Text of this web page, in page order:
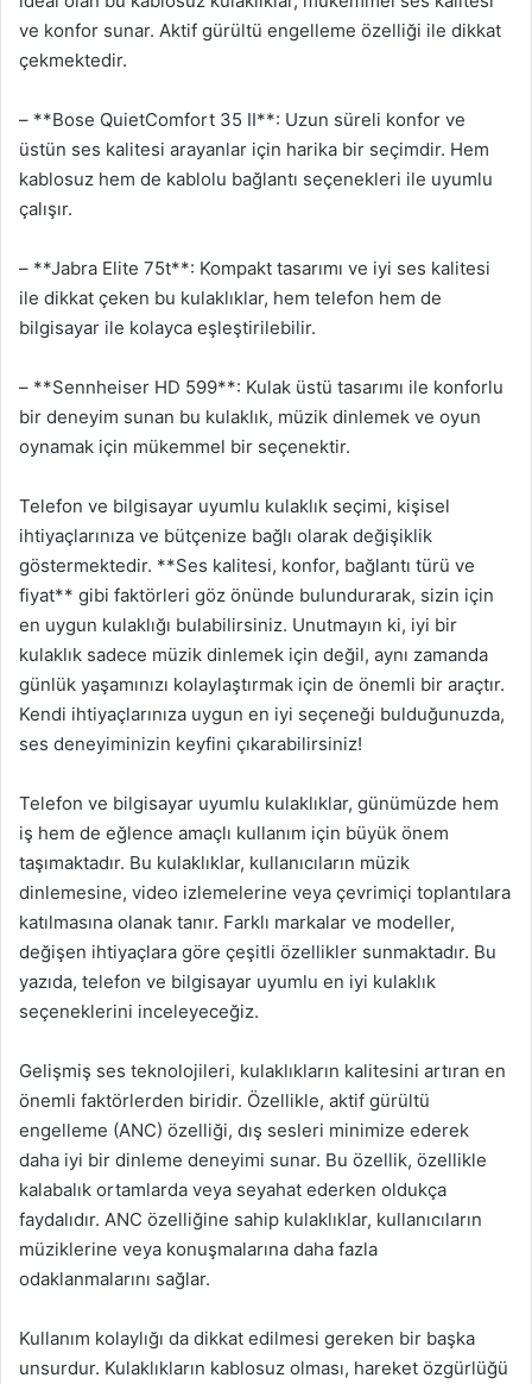
ve konfor sunar. Aktif gürültü engelleme özelliği ile dikkat
çekmektedir.
– **Bose QuietComfort 35 II**: Uzun süreli konfor ve
üstün ses kalitesi arayanlar için harika bir seçimdir. Hem
kablosuz hem de kablolu bağlantı seçenekleri ile uyumlu
çalışır.
– **Jabra Elite 75t**: Kompakt tasarımı ve iyi ses kalitesi
ile dikkat çeken bu kulaklıklar, hem telefon hem de
bilgisayar ile kolayca eşleştirilebilir.
– **Sennheiser HD 599**: Kulak üstü tasarımı ile konforlu
bir deneyim sunan bu kulaklık, müzik dinlemek ve oyun
oynamak için mükemmel bir seçenektir.
Telefon ve bilgisayar uyumlu kulaklık seçimi, kişisel
ihtiyaçlarınıza ve bütçenize bağlı olarak değişiklik
göstermektedir. **Ses kalitesi, konfor, bağlantı türü ve
fiyat** gibi faktörleri göz önünde bulundurarak, sizin için
en uygun kulaklığı bulabilirsiniz. Unutmayın ki, iyi bir
kulaklık sadece müzik dinlemek için değil, aynı zamanda
günlük yaşamınızı kolaylaştırmak için de önemli bir araçtır.
Kendi ihtiyaçlarınıza uygun en iyi seçeneği bulduğunuzda,
ses deneyiminizin keyfini çıkarabilirsiniz!
Telefon ve bilgisayar uyumlu kulaklıklar, günümüzde hem
iş hem de eğlence amaçlı kullanım için büyük önem
taşımaktadır. Bu kulaklıklar, kullanıcıların müzik
dinlemesine, video izlemelerine veya çevrimiçi toplantılara
katılmasına olanak tanır. Farklı markalar ve modeller,
değişen ihtiyaçlara göre çeşitli özellikler sunmaktadır. Bu
yazıda, telefon ve bilgisayar uyumlu en iyi kulaklık
seçeneklerini inceleyeceğiz.
Gelişmiş ses teknolojileri, kulaklıkların kalitesini artıran en
önemli faktörlerden biridir. Özellikle, aktif gürültü
engelleme (ANC) özelliği, dış sesleri minimize ederek
daha iyi bir dinleme deneyimi sunar. Bu özellik, özellikle
kalabalık ortamlarda veya seyahat ederken oldukça
faydalıdır. ANC özelliğine sahip kulaklıklar, kullanıcıların
müziklerine veya konuşmalarına daha fazla
odaklanmalarını sağlar.
Kullanım kolaylığı da dikkat edilmesi gereken bir başka
unsurdur. Kulaklıkların kablosuz olması, hareket özgürlüğü